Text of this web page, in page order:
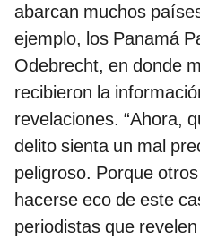
abarcan muchos
ejemplo, los Panamá
Odebrecht, en donde
recibieron la
revelaciones. “Ahora,
delito sienta un mal
peligroso. Porque
hacerse eco de este
periodistas que